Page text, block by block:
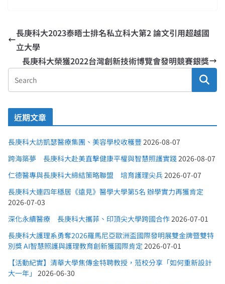
長庚科大2023泰晤士排名私立科大第2 論文引用超越國
立大學
長庚科大榮獲2022台灣創新技術博覽會發明競賽銀獎
近期文章
長庚科大訪凱瑟醫療集團、美容學校收穫豐 2026-08-07
跨海築夢 長庚科大赴美直擊健康平權與智慧照護實踐2026-08-07
仁德醫專與長庚科大締結策略聯盟 培育護理尖兵2026-07-07
長庚科大連四年穩居《遠見》醫學大學第5名 辦學實力再獲肯定
2026-07-03
深化永續醫療 長庚科大攜菲、印頂尖大學跨國合作2026-07-01
長庚科大護理系勇奪2026羅馬尼亞歐洲盃國際發明展雙金牌暨雙特
別獎 AI智慧照護與護理教育創新獲國際肯定 2026-07-01
【活動紀實】清華大學焦傳金特聘教授，蒞校分享「如何重新設計
大一年」 2026-06-30